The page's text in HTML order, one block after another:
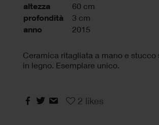
altezza 60 cm
profondità 3 cm
anno 2015
Ceramica ritagliata a mano e stucco
in legno. Esemplare unico.
2 likes